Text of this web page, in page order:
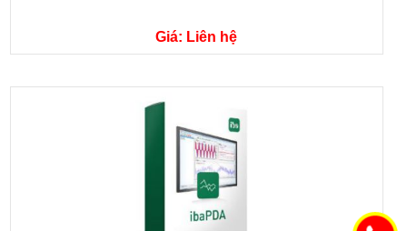
Giá: Liên hệ